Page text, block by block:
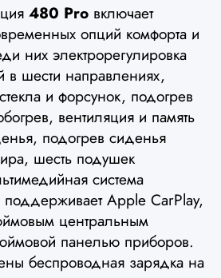
480 Pro включает
опций комфорта и
них электрорегулировка
шести направлениях,
и форсунок, подогрев
вентиляция и память
подогрев сиденья
шесть подушек
система
Apple CarPlay,
центральным
панелью приборов.
беспроводная зарядка на